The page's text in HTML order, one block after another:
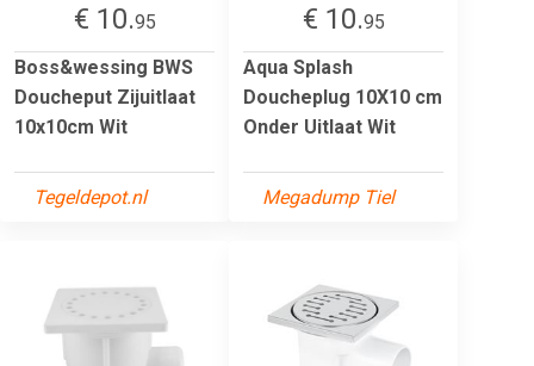
€ 10.95
Boss&wessing BWS
Doucheput Zijuitlaat
10x10cm Wit
Tegeldepot.nl
€ 10.95
Aqua Splash
Doucheplug 10X10 cm
Onder Uitlaat Wit
Megadump Tiel